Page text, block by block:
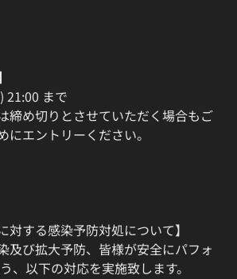
21:00 まで
締め切りとさせていただく場合もご
にエントリーください。
対する感染予防対処について】
及び拡大予防、皆様が安全にパフォ
、以下の対応を実施致します。